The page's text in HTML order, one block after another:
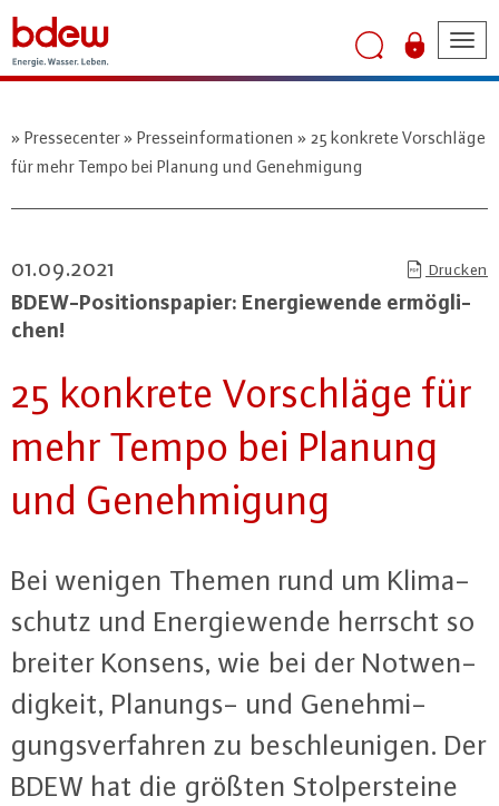
Pressecenter Presseinformationen
25 konkrete Vorschläge
für mehr Tempo bei Planung und Genehmigung
01.09.2021 Drucken
BDEW-Po­si­ti­ons­pa­pier: En­er­gie­wen­de er­mög­li­
chen!
25 konkrete Vor­schlä­ge für
mehr Tempo bei Planung
und Ge­neh­mi­gung
Bei wenigen Themen rund um Kli­ma­
schutz und En­er­gie­wen­de herrscht so
breiter Konsens, wie bei der Not­wen­
dig­keit, Planungs- und Ge­neh­mi­
gungs­ver­fah­ren zu be­schleu­ni­gen. Der
BDEW hat die größten Stol­per­stei­ne